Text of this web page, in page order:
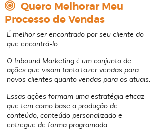
Quero Melhorar Meu
Processo de Vendas
É melhor ser encontrado por seu cliente do
que encontrá-lo.
O Inbound Marketing é um conjunto de
ações que visam tanto fazer vendas para
novos clientes quanto vendas para os atuais.
Essas ações formam uma estratégia eficaz
que tem como base a produção de
conteúdo, conteúdo personalizado e
entregue de forma programada..